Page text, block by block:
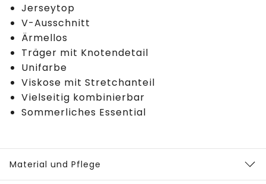
Jerseytop
V-Ausschnitt
Ärmellos
Träger mit Knotendetail
Unifarbe
Viskose mit Stretchanteil
Vielseitig kombinierbar
Sommerliches Essential
Material und Pflege